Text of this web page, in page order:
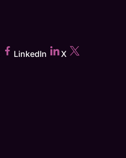
LinkedIn X